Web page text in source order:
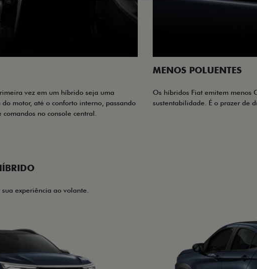
vez em um híbrido seja uma
motor, até o conforto interno, passando
no console central.
MENOS POLUENTES
Os híbridos Fiat emitem menos
sustentabilidade. É o prazer de
experiência ao volante.